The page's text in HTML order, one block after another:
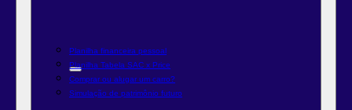
Planilha financeira pessoal
Planilha Tabela SAC x Price
Comprar ou alugar um carro?
Simulação de patrimônio futuro